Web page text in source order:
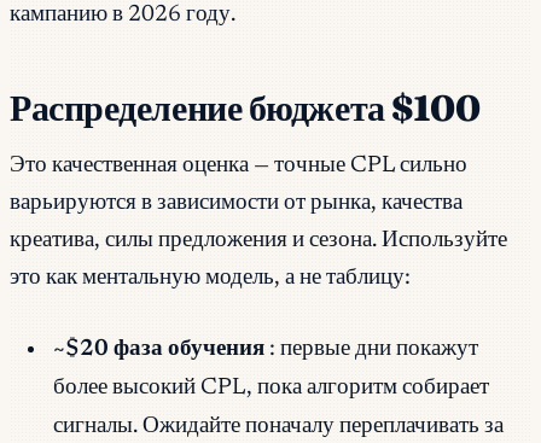
кампанию в 2026 году.
Распределение бюджета $100
Это качественная оценка — точные CPL сильно
варьируются в зависимости от рынка, качества
креатива, силы предложения и сезона. Используйте
это как ментальную модель, а не таблицу:
~$20 фаза обучения : первые дни покажут
более высокий CPL, пока алгоритм собирает
сигналы. Ожидайте поначалу переплачивать за